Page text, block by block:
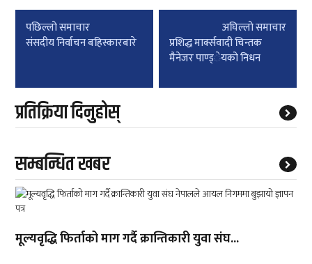
Post
navigation
पछिल्लाे समाचार
संसदीय निर्वाचन बहिस्कारबारे
अघिल्लाे समाचार
प्रशिद्ध मार्क्सवादी चिन्तक
मैनेजर पाण्ड्ेयको निधन
प्रतिक्रिया दिनुहोस्
सम्बन्धित खबर
मूल्यवृद्धि फिर्ताको माग गर्दै क्रान्तिकारी युवा संघ...